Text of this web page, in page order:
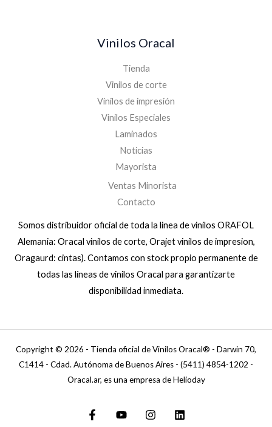
Vinilos Oracal
Tienda
Vinilos de corte
Vinilos de impresión
Vinilos Especiales
Laminados
Noticias
Mayorista
Ventas Minorista
Contacto
Somos distribuidor oficial de toda la linea de vinilos ORAFOL
Alemania: Oracal vinilos de corte, Orajet vinilos de impresion,
Oragaurd: cintas). Contamos con stock propio permanente de
todas las líneas de vinilos Oracal para garantizarte
disponibilidad inmediata.
Copyright © 2026 - Tienda oficial de Vinilos Oracal® - Darwin 70,
C1414 - Cdad. Autónoma de Buenos Aires - (5411) 4854-1202 -
Oracal.ar, es una empresa de Helioday